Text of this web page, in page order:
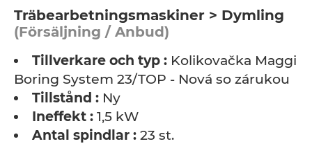
Träbearbetningsmaskiner > Dymling
(Försäljning / Anbud)
Tillverkare och typ : Kolikovačka Maggi
Boring System 23/TOP - Nová so zárukou
Tillstånd : Ny
Ineffekt : 1,5 kW
Antal spindlar : 23 st.